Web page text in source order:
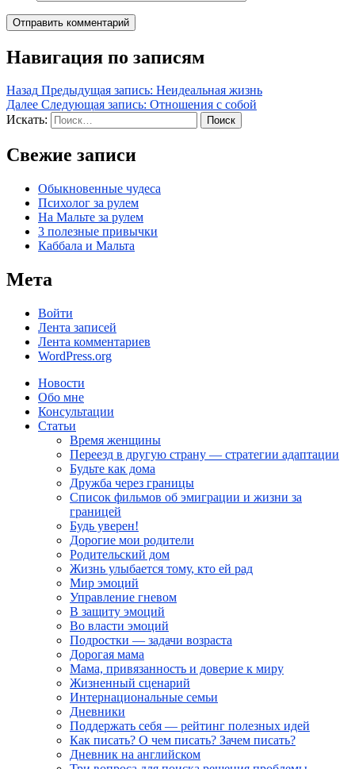
Навигация по записям
Назад Предыдущая запись: Неидеальная жизнь
Далее Следующая запись: Отношения с собой
Искать:
Поиск
Свежие записи
Обыкновенные чудеса
Психолог за рулем
На Мальте за рулем
3 полезные привычки
Каббала и Мальта
Мета
Войти
Лента записей
Лента комментариев
WordPress.org
Новости
Обо мне
Консультации
Статьи
Время женщины
Переезд в другую страну — стратегии адаптации
Будьте как дома
Дружба через границы
Список фильмов об эмиграции и жизни за
границей
Будь уверен!
Дорогие мои родители
Родительский дом
Жизнь улыбается тому, кто ей рад
Мир эмоций
Управление гневом
В защиту эмоций
Во власти эмоций
Подростки — задачи возраста
Дорогая мама
Мама, привязанность и доверие к миру
Жизненный сценарий
Интернациональные семьи
Дневники
Поддержать себя — рейтинг полезных идей
Как писать? О чем писать? Зачем писать?
Дневник на английском